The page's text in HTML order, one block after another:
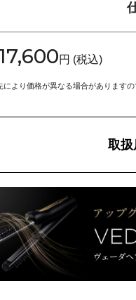
円 (税込)
により価格が異なる場合があります
取扱